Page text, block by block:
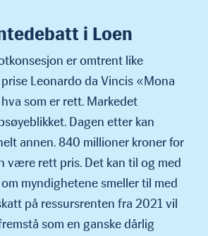
i Loen
er omtrent like
Leonardo da Vincis «Mona
som er rett. Marke­det
Dagen etter kan
annen. 840 millioner kroner for
være rett pris. Det kan til og med
myndighetene smeller til med
på ressursrenten fra 2021 vil
som en ganske dårlig